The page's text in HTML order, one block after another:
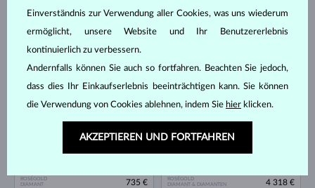
GELBGOLD
735 €
WEISSGOLD
735 €
ROSÉGOLD
DIAMANT
AUF LAGER
735 €
ROSÉGOLD
DIAMANT & DIAMANTEN
4 318 €
Einverständnis zur Verwendung aller Cookies, was uns wiederum
ermöglicht, unsere Website und Ihr Benutzererlebnis
kontinuierlich zu verbessern.
Andernfalls können Sie auch so fortfahren. Beachten Sie jedoch,
dass dies Ihr Einkaufserlebnis beeinträchtigen kann. Sie können
die Verwendung von Cookies ablehnen, indem Sie hier klicken.
AKZEPTIEREN UND FORTFAHREN